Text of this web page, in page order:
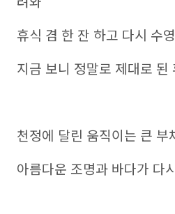
휴식 겸 한 잔 하고 다시 수
지금 보니 정말로 제대로 된
천정에 달린 움직이는 큰 부
아름다운 조명과 바다가 다